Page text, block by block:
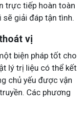
trực tiếp hoàn toàn
giải đáp tận tình.
vị
biện pháp tốt cho
lý trị liệu có thể kết
chủ yếu được vận
Các phương